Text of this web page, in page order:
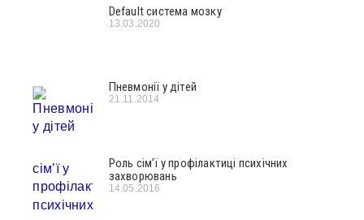
Default система мозку
13.03.2020
Пневмонії у дітей
21.11.2014
Роль сім’ї у профілактиці психічних
захворювань
14.05.2016